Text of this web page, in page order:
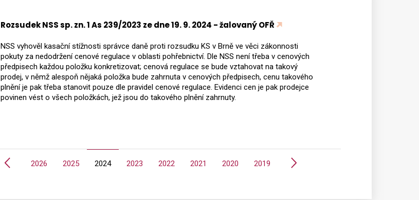
Rozsudek NSS sp. zn. 1 As 239/2023 ze dne 19. 9. 2024 - žalovaný OFŘ
NSS vyhověl kasační stížnosti správce daně proti rozsudku KS v Brně ve věci zákonnosti
pokuty za nedodržení cenové regulace v oblasti pohřebnictví. Dle NSS není třeba v cenových
předpisech každou položku konkretizovat; cenová regulace se bude vztahovat na takový
prodej, v němž alespoň nějaká položka bude zahrnuta v cenových předpisech, cenu takového
plnění je pak třeba stanovit pouze dle pravidel cenové regulace. Evidenci cen je pak prodejce
povinen vést o všech položkách, jež jsou do takového plnění zahrnuty.
Předchozí2026 2025 2024 2023 2022 2021 2020 2019 Další